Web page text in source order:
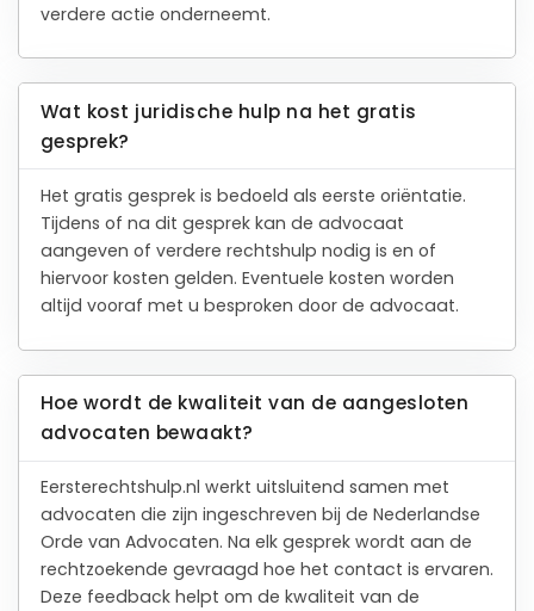
verdere actie onderneemt.
Wat kost juridische hulp na het gratis
gesprek?
Het gratis gesprek is bedoeld als eerste oriëntatie.
Tijdens of na dit gesprek kan de advocaat
aangeven of verdere rechtshulp nodig is en of
hiervoor kosten gelden. Eventuele kosten worden
altijd vooraf met u besproken door de advocaat.
Hoe wordt de kwaliteit van de aangesloten
advocaten bewaakt?
Eersterechtshulp.nl werkt uitsluitend samen met
advocaten die zijn ingeschreven bij de Nederlandse
Orde van Advocaten. Na elk gesprek wordt aan de
rechtzoekende gevraagd hoe het contact is ervaren.
Deze feedback helpt om de kwaliteit van de